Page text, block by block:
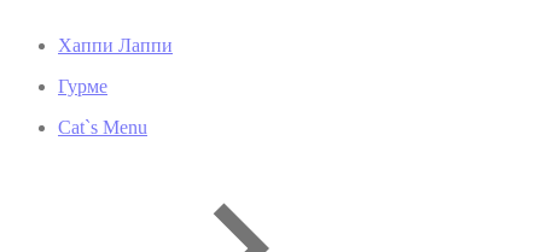
Хаппи Лаппи
Гурме
Cat`s Menu